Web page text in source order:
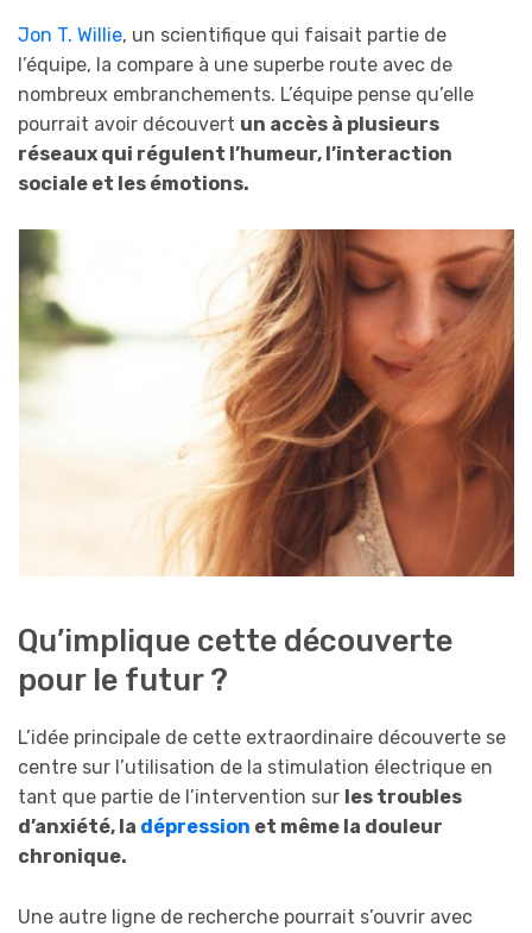
Jon T. Willie, un scientifique qui faisait partie de
l’équipe, la compare à une superbe route avec de
nombreux embranchements. L’équipe pense qu’elle
pourrait avoir découvert un accès à plusieurs
réseaux qui régulent l’humeur, l’interaction
sociale et les émotions.
Qu’implique cette découverte
pour le futur ?
L’idée principale de cette extraordinaire découverte se
centre sur l’utilisation de la stimulation électrique en
tant que partie de l’intervention sur les troubles
d’anxiété, la dépression et même la douleur
chronique.
Une autre ligne de recherche pourrait s’ouvrir avec